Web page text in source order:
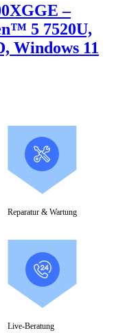
–
5 7520U,
Windows 11
Reparatur & Wartung
Live-Beratung